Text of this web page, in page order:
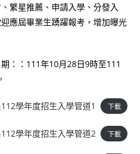
繁星推薦、申請入學、分發入
應屆畢業生踴躍報考，增加曝光
：：111年10月28日9時至111
學年度招生入學管道1 下載
學年度招生入學管道2 下載